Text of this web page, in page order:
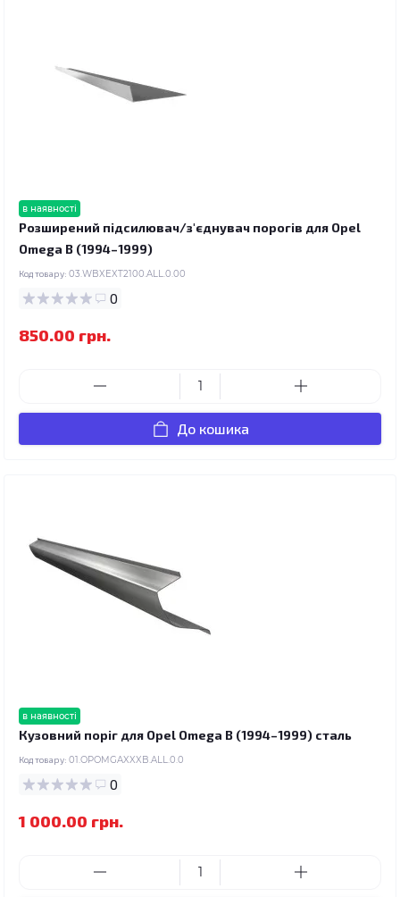
в наявності
Розширений підсилювач/з'єднувач порогів для Opel
Omega B (1994–1999)
Код товару: 03.WBXEXT2100.ALL.0.00
0
850.00 грн.
До кошика
в наявності
Кузовний поріг для Opel Omega B (1994–1999) сталь
Код товару: 01.OPOMGAXXXB.ALL.0.0
0
1 000.00 грн.